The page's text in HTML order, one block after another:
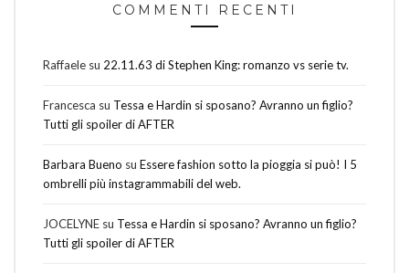
COMMENTI RECENTI
Raffaele su 22.11.63 di Stephen King: romanzo vs serie tv.
Francesca su Tessa e Hardin si sposano? Avranno un figlio?
Tutti gli spoiler di AFTER
Barbara Bueno su Essere fashion sotto la pioggia si può! I 5
ombrelli più instagrammabili del web.
JOCELYNE su Tessa e Hardin si sposano? Avranno un figlio?
Tutti gli spoiler di AFTER